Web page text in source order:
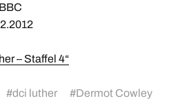
– Staffel 4“
#dci luther #Dermot Cowley